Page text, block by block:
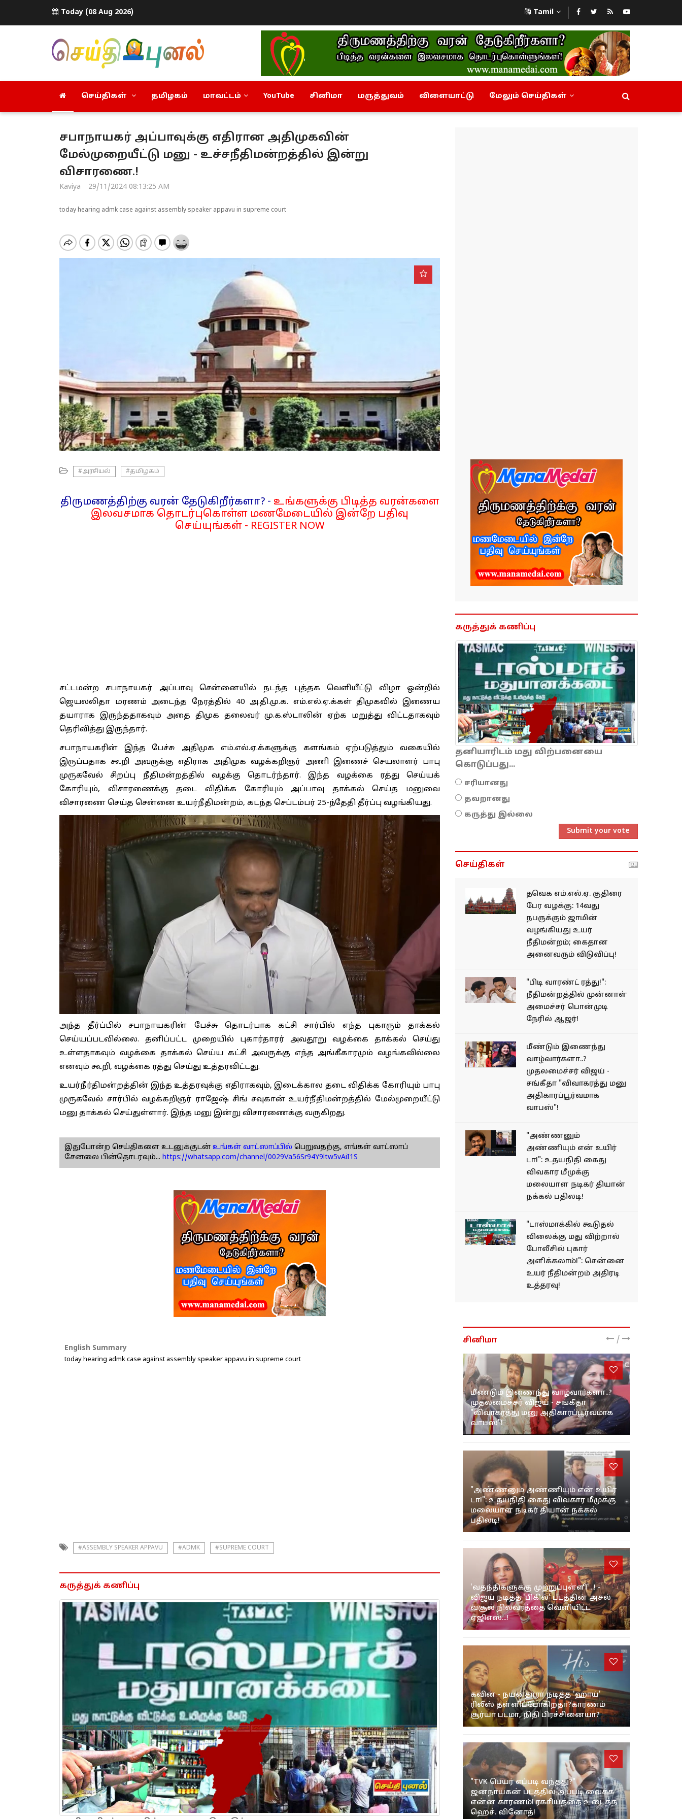
Today (08 Aug 2026) Tamil
செய்திகள் தமிழகம் மாவட்டம் YouTube சினிமா மருத்துவம் விளையாட்டு மேலும் செய்திகள்
சபாநாயகர் அப்பாவுக்கு எதிரான அதிமுகவின்
மேல்முறையீட்டு மனு - உச்சநீதிமன்றத்தில் இன்று
விசாரணை.!
Kaviya 29/11/2024 08:13:25 AM
today hearing admk case against assembly speaker appavu in supreme court
#அரசியல் #தமிழகம்
திருமணத்திற்கு வரன் தேடுகிறீர்களா? - உங்களுக்கு பிடித்த வரன்களை
இலவசமாக தொடர்புகொள்ள மணமேடையில் இன்றே பதிவு
செய்யுங்கள் - REGISTER NOW
சட்டமன்ற சபாநாயகர் அப்பாவு சென்னையில் நடந்த புத்தக வெளியீட்டு விழா ஒன்றில்
ஜெயலலிதா மரணம் அடைந்த நேரத்தில் 40 அ.தி.மு.க. எம்.எல்.ஏ.க்கள் திமுகவில் இணைய
தயாராக இருந்ததாகவும் அதை திமுக தலைவர் மு.க.ஸ்டாலின் ஏற்க மறுத்து விட்டதாகவும்
தெரிவித்து இருந்தார்.
சபாநாயகரின் இந்த பேச்சு அதிமுக எம்.எல்.ஏ.க்களுக்கு களங்கம் ஏற்படுத்தும் வகையில்
இருப்பதாக கூறி அவருக்கு எதிராக அதிமுக வழக்கறிஞர் அணி இணைச் செயலாளர் பாபு
முருகவேல் சிறப்பு நீதிமன்றத்தில் வழக்கு தொடர்ந்தார். இந்த வழக்கை ரத்து செய்யக்
கோரியும், விசாரணைக்கு தடை விதிக்க கோரியும் அப்பாவு தாக்கல் செய்த மனுவை
விசாரணை செய்த சென்னை உயர்நீதிமன்றம், கடந்த செப்டம்பர் 25-ந்தேதி தீர்ப்பு வழங்கியது.
அந்த தீர்ப்பில் சபாநாயகரின் பேச்சு தொடர்பாக கட்சி சார்பில் எந்த புகாரும் தாக்கல்
செய்யப்படவில்லை. தனிப்பட்ட முறையில் புகார்தாரர் அவதூறு வழக்கை தாக்கல் செய்து
உள்ளதாகவும் வழக்கை தாக்கல் செய்ய கட்சி அவருக்கு எந்த அங்கீகாரமும் வழங்கவில்லை
எனவும் கூறி, வழக்கை ரத்து செய்து உத்தரவிட்டது.
உயர்நீர்திமன்றத்தின் இந்த உத்தரவுக்கு எதிராகவும், இடைக்கால தடை விதிக்க கோரியும் பாபு
முருகவேல் சார்பில் வழக்கறிஞர் ராஜேஷ் சிங் சவுகான் உயர்நீதிமன்றத்தில் மேல்முறையீட்டு
மனு தாக்கல் செய்துள்ளார். இந்த மனு இன்று விசாரணைக்கு வருகிறது.
இதுபோன்ற செய்திகளை உடனுக்குடன் உங்கள் வாட்ஸாப்பில் பெறுவதற்கு, எங்கள் வாட்ஸாப்
சேனலை பின்தொடரவும்... https://whatsapp.com/channel/0029Va56Sr94Y9ltw5vAiI1S
English Summary
today hearing admk case against assembly speaker appavu in supreme court
#ASSEMBLY SPEAKER APPAVU #ADMK #SUPREME COURT
கருத்துக் கணிப்பு
கருத்துக் கணிப்பு
தனியாரிடம் மது விற்பனையை
கொடுப்பது...
சரியானது
தவறானது
கருத்து இல்லை
Submit your vote
செய்திகள்
தவெக எம்.எல்.ஏ. குதிரை
பேர வழக்கு: 14வது
நபருக்கும் ஜாமின்
வழங்கியது உயர்
நீதிமன்றம்; கைதான
அனைவரும் விடுவிப்பு!
"பிடி வாரண்ட் ரத்து!":
நீதிமன்றத்தில் முன்னாள்
அமைச்சர் பொன்முடி
நேரில் ஆஜர்!
மீண்டும் இணைந்து
வாழ்வார்களா..?
முதலமைச்சர் விஜய் -
சங்கீதா "விவாகரத்து மனு
அதிகாரப்பூர்வமாக
வாபஸ்"!
"அண்ணனும்
அண்ணியும் என் உயிர்
டா!": உதயநிதி கைது
விவகார மீமுக்கு
மலையாள நடிகர் தியான்
நக்கல் பதிலடி!
"டாஸ்மாக்கில் கூடுதல்
விலைக்கு மது விற்றால்
போலீசில் புகார்
அளிக்கலாம்!": சென்னை
உயர் நீதிமன்றம் அதிரடி
உத்தரவு!
சினிமா /
மீண்டும் இணைந்து வாழ்வார்களா..?
முதலமைச்சர் விஜய் - சங்கீதா
"விவாகரத்து மனு அதிகாரப்பூர்வமாக
வாபஸ்"!
"அண்ணனும் அண்ணியும் என் உயிர்
டா!": உதயநிதி கைது விவகார மீமுக்கு
மலையாள நடிகர் தியான் நக்கல்
பதிலடி!
'வதந்திகளுக்கு முற்றுப்புள்ளி'...! -
விஜய் நடித்த 'பிகில்' படத்தின் அசல்
வசூல் நிலவரத்தை வெளியிட்ட
ஏஜிஎஸ்...!
கவின் - நயன்தாரா நடித்த 'ஹாய்'
ரிலீஸ் தள்ளிப்போகிறதா?காரணம்
சூர்யா படமா, நிதி பிரச்சினையா?
"TVK பெயர் எப்படி வந்தது?"
ஜனநாயகன் படத்தில் அப்படி வைக்க
என்ன காரணம்! ரகசியத்தை உடைத்த
ஹெச். வினோத்!